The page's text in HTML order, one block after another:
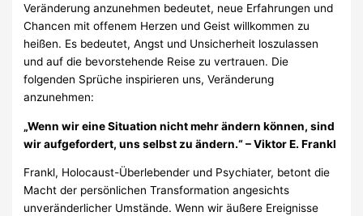
Veränderung anzunehmen bedeutet, neue Erfahrungen und
Chancen mit offenem Herzen und Geist willkommen zu
heißen. Es bedeutet, Angst und Unsicherheit loszulassen
und auf die bevorstehende Reise zu vertrauen. Die
folgenden Sprüche inspirieren uns, Veränderung
anzunehmen:
„Wenn wir eine Situation nicht mehr ändern können, sind
wir aufgefordert, uns selbst zu ändern.“ – Viktor E. Frankl
Frankl, Holocaust-Überlebender und Psychiater, betont die
Macht der persönlichen Transformation angesichts
unveränderlicher Umstände. Wenn wir äußere Ereignisse